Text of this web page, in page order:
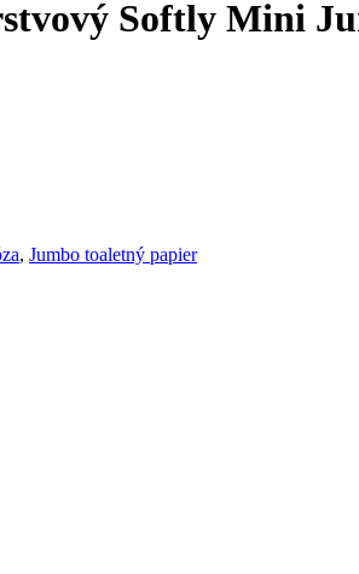
Softly Mini
, Jumbo toaletný papier